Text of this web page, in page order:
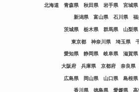
北海道 青森県 秋田県 岩手県 宮城県
新潟県 富山県 石川県 福
茨城県 栃木県 群馬県 山梨県
東京都 神奈川県 埼玉県
愛知県 静岡県 岐阜県 滋賀県
大阪府 兵庫県 京都府 奈良県
広島県 岡山県 山口県 島根県
香川県 徳島県 愛媛県 高